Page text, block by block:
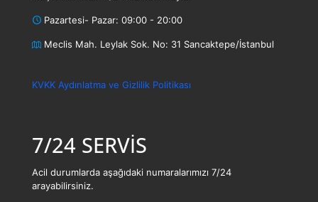
Pazartesi- Pazar: 09:00 - 20:00
Meclis Mah. Leylak Sok. No: 31 Sancaktepe/İstanbul
KVKK Aydınlatma ve Gizlilik Politikası
7/24 SERVİS
Acil durumlarda aşağıdaki numaralarımızı 7/24
arayabilirsiniz.